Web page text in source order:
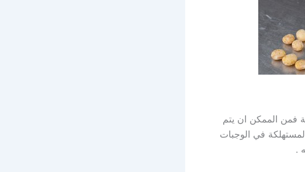
فمن الممكن ان يتم
في الوجبات
.